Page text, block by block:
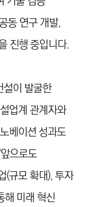
동 연구 개발,
진행 중입니다.
설이 발굴한
업계 관계자와
베이션 성과도
으로도
(규모 확대), 투자
해 미래 혁신